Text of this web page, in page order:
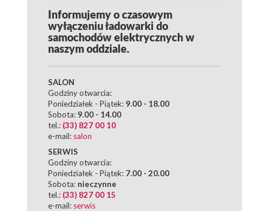
Informujemy o czasowym
wyłączeniu ładowarki do
samochodów elektrycznych w
naszym oddziale.
SALON
Godziny otwarcia:
Poniedziałek - Piątek: 9.00 - 18.00
Sobota: 9.00 - 14.00
tel.: (33) 827 00 10
e-mail: salon
SERWIS
Godziny otwarcia:
Poniedziałek - Piątek: 7.00 - 20.00
Sobota: nieczynne
tel.: (33) 827 00 15
e-mail: serwis